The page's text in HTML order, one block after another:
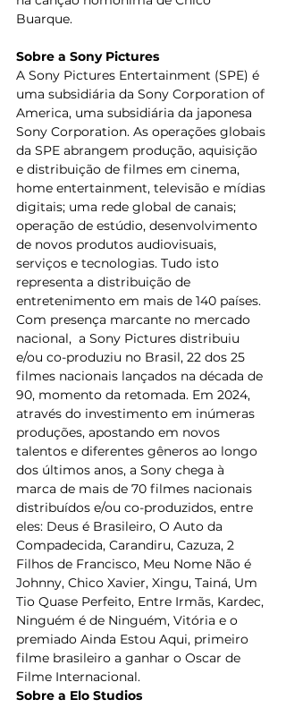
Buarque.
Sobre a Sony Pictures
A Sony Pictures Entertainment (SPE) é
uma subsidiária da Sony Corporation of
America, uma subsidiária da japonesa
Sony Corporation. As operações globais
da SPE abrangem produção, aquisição
e distribuição de filmes em cinema,
home entertainment, televisão e mídias
digitais; uma rede global de canais;
operação de estúdio, desenvolvimento
de novos produtos audiovisuais,
serviços e tecnologias. Tudo isto
representa a distribuição de
entretenimento em mais de 140 países.
Com presença marcante no mercado
nacional,  a Sony Pictures distribuiu
e/ou co-produziu no Brasil, 22 dos 25
filmes nacionais lançados na década de
90, momento da retomada. Em 2024,
através do investimento em inúmeras
produções, apostando em novos
talentos e diferentes gêneros ao longo
dos últimos anos, a Sony chega à
marca de mais de 70 filmes nacionais
distribuídos e/ou co-produzidos, entre
eles: Deus é Brasileiro, O Auto da
Compadecida, Carandiru, Cazuza, 2
Filhos de Francisco, Meu Nome Não é
Johnny, Chico Xavier, Xingu, Tainá, Um
Tio Quase Perfeito, Entre Irmãs, Kardec,
Ninguém é de Ninguém, Vitória e o
premiado Ainda Estou Aqui, primeiro
filme brasileiro a ganhar o Oscar de
Filme Internacional.
Sobre a Elo Studios